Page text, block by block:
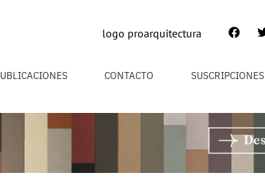
CONTACTO SUSCRIPCIONES